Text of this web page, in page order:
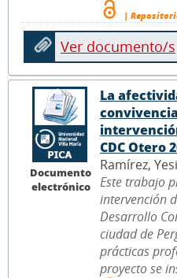
|
Ver documento/s
Documento
electrónico
La
CDC Otero
Ramírez,
Este trabajo
intervención
Desarrollo
ciudad de
prácticas
proyecto se